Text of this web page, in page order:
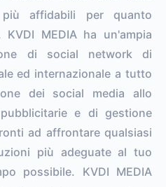
affidabili per quanto
MEDIA ha un'ampia
di social network di
ed internazionale a tutto
dei social media allo
e di gestione
ad affrontare qualsiasi
più adeguate al tuo
possibile. KVDI MEDIA